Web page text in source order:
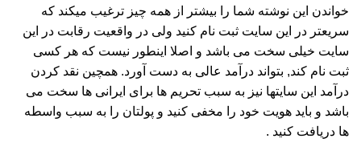
خواندن این نوشته شما را بیشتر از همه چیز ترغیب میکند که
سریعتر در این سایت ثبت نام کنید ولی در واقعیت رقابت در این
سایت خیلی سخت می باشد و اصلا اینطور نیست که هر کسی
ثبت نام کند, بتواند درآمد عالی به دست آورد. همچین نقد کردن
درآمد این سایتها نیز به سبب تحریم ها برای ایرانی ها سخت می
باشد و باید هویت خود را مخفی کنید و پولتان را به سبب واسطه
ها دریافت کنید .